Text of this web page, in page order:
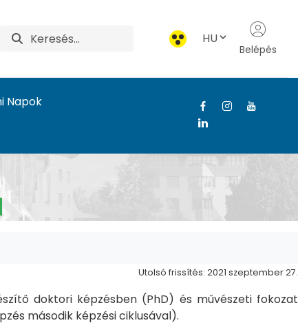
HU
Belépés
Napok
Utolsó frissítés: 2021 szeptember 27.
doktori képzésben (PhD) és művészeti fokozat
második képzési ciklusával).